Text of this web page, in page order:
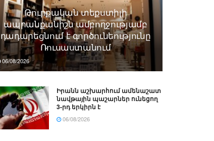
Թուրքական տեքստիլի
ապրանքանիշն ամբողջությամբ
դադարեցնում է գործունեությունը
Ռուսաստանում
06/08/2026
Իրանն աշխարհում ամենաշատ
նավթային պաշարներ ունեցող
3-րդ երկիրն է
06/08/2026